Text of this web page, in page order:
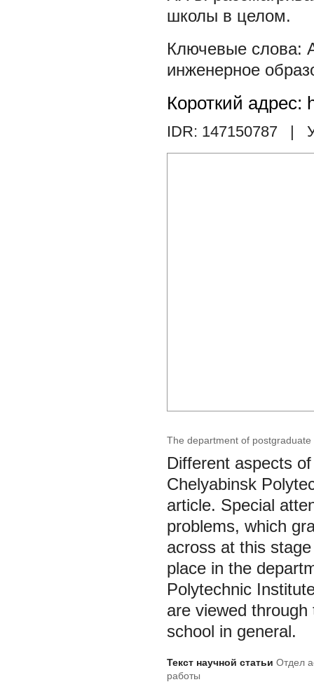
школы в целом.
инженерное
Короткий адрес:
IDR: 147150787 |
The department of
Different aspects
Chelyabinsk
article. Special
problems, which
across at this
place in the
Polytechnic
are viewed
school in general.
Текст научной статьи Отдел
работы